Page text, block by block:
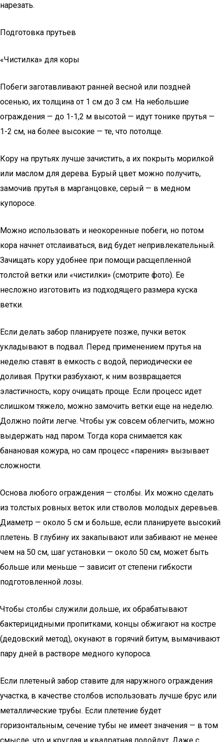
нарезать.
Подготовка прутьев
«Чистилка» для коры
Побеги заготавливают ранней весной или поздней
осенью, их толщина от 1 см до 3 см. На небольшие
ограждения — до 1-1,2 м высотой — идут тонике прутья —
1-2 см, на более высокие — те, что потолще.
Кору на прутьях лучше зачистить, а их покрыть морилкой
или маслом для дерева. Бурый цвет можно получить,
замочив прутья в марганцовке, серый — в медном
купоросе.
Можно использовать и неокоренные побеги, но потом
кора начнет отслаиваться, вид будет непривлекательный.
Зачищать кору удобнее при помощи расщепленной
толстой ветки или «чистилки» (смотрите фото). Ее
несложно изготовить из подходящего размера куска
ветки.
Если делать забор планируете позже, пучки веток
укладывают в подвал. Перед применением прутья на
неделю ставят в емкость с водой, периодически ее
доливая. Прутки разбухают, к ним возвращается
эластичность, кору очищать проще. Если процесс идет
слишком тяжело, можно замочить ветки еще на неделю.
Должно пойти легче. Чтобы уж совсем облегчить, можно
выдержать над паром. Тогда кора снимается как
банановая кожура, но сам процесс «парения» вызывает
сложности.
Основа любого ограждения — столбы. Их можно сделать
из толстых ровных веток или стволов молодых деревьев.
Диаметр — около 5 см и больше, если планируете высокий
плетень. В глубину их закапывают или забивают не менее
чем на 50 см, шаг установки — около 50 см, может быть
больше или меньше — зависит от степени гибкости
подготовленной лозы.
Чтобы столбы служили дольше, их обрабатывают
бактерицидными пропитками, концы обжигают на костре
(дедовский метод), окунают в горячий битум, вымачивают
пару дней в растворе медного купороса.
Если плетеный забор ставите для наружного ограждения
участка, в качестве столбов использовать лучше брус или
металлические трубы. Если плетение будет
горизонтальным, сечение тубы не имеет значения — в том